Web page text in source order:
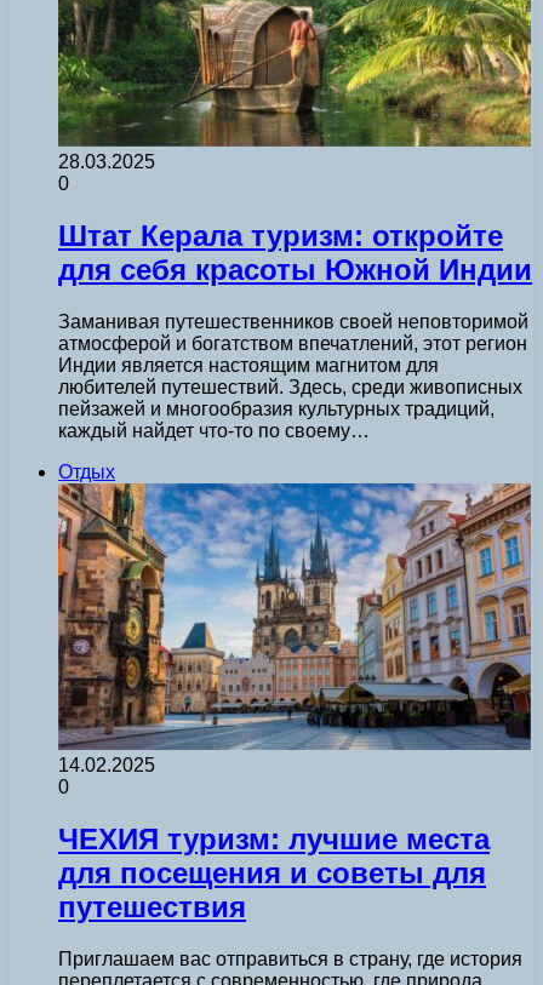
28.03.2025
0
Штат Керала туризм: откройте
для себя красоты Южной Индии
Заманивая путешественников своей неповторимой
атмосферой и богатством впечатлений, этот регион
Индии является настоящим магнитом для
любителей путешествий. Здесь, среди живописных
пейзажей и многообразия культурных традиций,
каждый найдет что-то по своему…
Отдых
14.02.2025
0
ЧЕХИЯ туризм: лучшие места
для посещения и советы для
путешествия
Приглашаем вас отправиться в страну, где история
переплетается с современностью, где природа